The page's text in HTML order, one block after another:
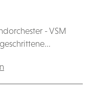
- VSM